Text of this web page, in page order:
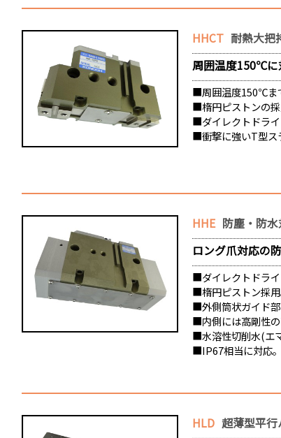
HHCT 耐熱大把
周囲温度150℃に
■周囲温度150℃ま
■楕円ピストンの採
■ダイレクトドライ
■衝撃に強いT型ス
HHE 防塵・防
ロング爪対応の
■ダイレクトドライ
■楕円ピストン採用
■外側筒状ガイド部
■内側には高剛性の
■水溶性切削水(エ
■IP67相当に対応。
HLD 超薄型平行